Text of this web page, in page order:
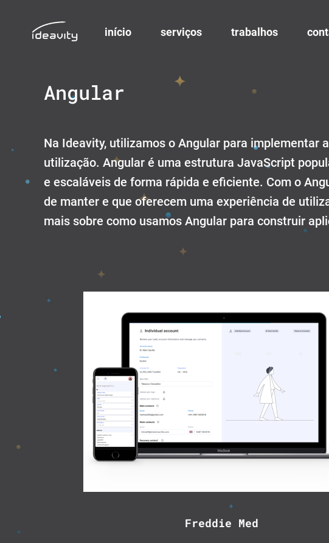
início serviços trabalhos
Angular
Na Ideavity, utilizamos o Angular para implementar
utilização. Angular é uma estrutura JavaScript
e escaláveis de forma rápida e eficiente. Com o
de manter e que oferecem uma experiência de
mais sobre como usamos Angular para construir
Freddie Med